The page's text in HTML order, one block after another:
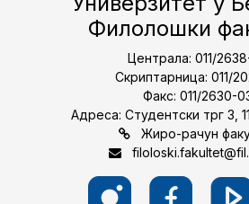
Филолошки
Централа: 011/
Скриптарница: 011/
Факс: 011/2630-
Адреса: Студентски трг 3,
Жиро-рачун